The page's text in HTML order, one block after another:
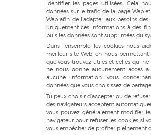
identifier les pages utilisées. Cela
données sur le trafic de la page Web
Web afin de l’adapter aux besoins
uniquement ces informations à des
puis les données sont supprimées du
Dans l’ensemble, les cookies nous
meilleur site Web, en nous permettant
que vous trouvez utiles et celles qui ne
ne nous donne aucunement accès
aucune information vous
données que vous choisissez de
Tu peux choisir d’accepter ou de
des navigateurs acceptent
vous pouvez généralement modifier
navigateur pour refuser les cookies si
vous empêcher de profiter pleinement